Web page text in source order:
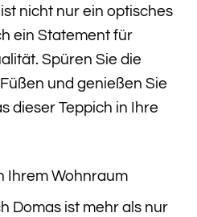
nicht nur ein optisches
ein Statement für
Spüren Sie die
und genießen Sie
dieser Teppich in Ihre
Ihrem Wohnraum
Domas ist mehr als nur